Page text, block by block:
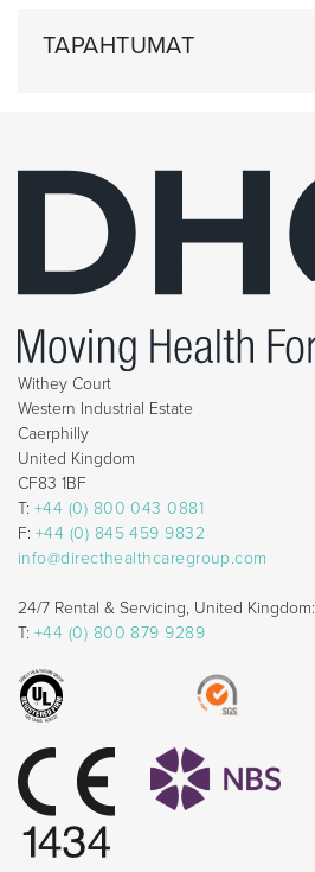
TAPAHTUMAT
Withey Court
Western Industrial Estate
Caerphilly
United Kingdom
CF83 1BF
T: +44 (0) 800 043 0881
F: +44 (0) 845 459 9832
info@directhealthcaregroup.com
24/7 Rental & Servicing, United Kingdom:
T: +44 (0) 800 879 9289